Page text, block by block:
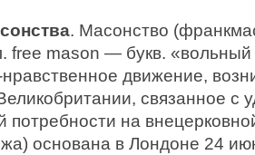
. Масонство
free mason — букв.
нравственное движение,
связанное с
потребности на
основана в Лондоне 24